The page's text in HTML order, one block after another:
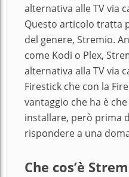
alternativa alle TV via
Questo articolo tratta
del genere, Stremio.
come Kodi o Plex,
alternativa alla TV via
Firestick che con la
vantaggio che ha è
installare, però prima
rispondere a una
Che cos’è